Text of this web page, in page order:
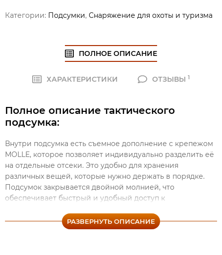
Категории: Подсумки, Снаряжение для охоты и туризма
ПОЛНОЕ ОПИСАНИЕ
ХАРАКТЕРИСТИКИ ОТЗЫВЫ 1
РАЗВЕРНУТЬ ОПИСАНИЕ
Полное описание тактического
подсумка:
Внутри подсумка есть съемное дополнение с крепежом
MOLLE, которое позволяет индивидуально разделить её
на отдельные отсеки. Это удобно для хранения
различных вещей, которые нужно держать в порядке.
Подсумок закрывается двойной молнией, что
обеспечивает быстрый и удобный доступ к
самостоятельно, что делает его универсальным и
подходящим для любых нужд. Внутри сумки есть